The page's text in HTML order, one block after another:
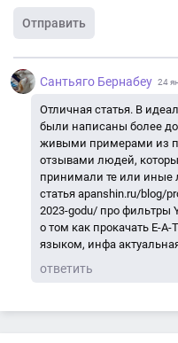
Отправить
Сантьяго Бернабеу 24
Отличная статья. В
были написаны более
живыми примерами из
отзывами людей,
принимали те или иные
статья apanshin.ru/blog/
2023-godu/ про фильтры
о том как прокачать E-
языком, инфа
ответить